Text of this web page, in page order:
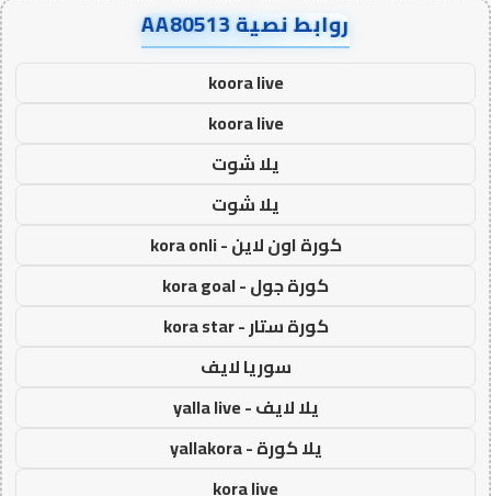
روابط نصية AA80513
koora live
koora live
يلا شوت
يلا شوت
كورة اون لاين - kora onli
كورة جول - kora goal
كورة ستار - kora star
سوريا لايف
يلا لايف - yalla live
يلا كورة - yallakora
kora live